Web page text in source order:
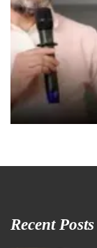
Recent Posts